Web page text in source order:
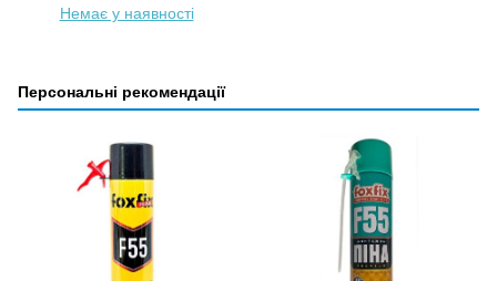
Немає у наявності
Персональні рекомендації